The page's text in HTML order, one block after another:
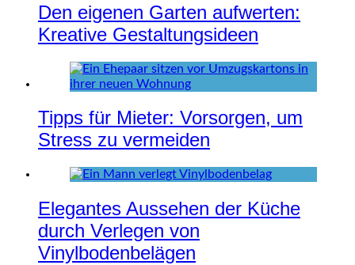
Den eigenen Garten aufwerten:
Kreative Gestaltungsideen
Tipps für Mieter: Vorsorgen, um
Stress zu vermeiden
Elegantes Aussehen der Küche
durch Verlegen von
Vinylbodenbelägen